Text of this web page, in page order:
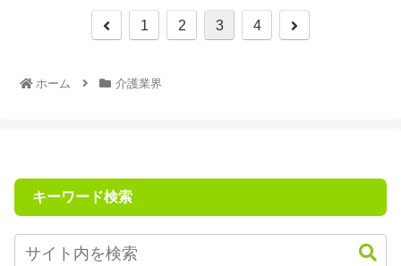
1 2 3 4
ホーム 介護業界
キーワード検索